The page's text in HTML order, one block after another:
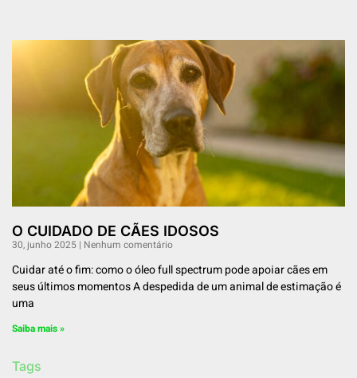
O CUIDADO DE CÃES IDOSOS
30, junho 2025 Nenhum comentário
Cuidar até o fim: como o óleo full spectrum pode apoiar cães em
seus últimos momentos A despedida de um animal de estimação é
uma
Saiba mais »
Tags